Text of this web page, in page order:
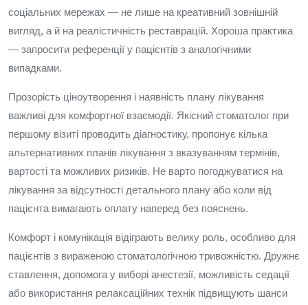
соціальних мережах — не лише на креативний зовнішній
вигляд, а й на реалістичність реставрацій. Хороша практика
— запросити референції у пацієнтів з аналогічними
випадками.
Прозорість ціноутворення і наявність плану лікування
важливі для комфортної взаємодії. Якісний стоматолог при
першому візиті проводить діагностику, пропонує кілька
альтернативних планів лікування з вказуванням термінів,
вартості та можливих ризиків. Не варто погоджуватися на
лікування за відсутності детального плану або коли від
пацієнта вимагають оплату наперед без пояснень.
Комфорт і комунікація відіграють велику роль, особливо для
пацієнтів з вираженою стоматологічною тривожністю. Дружнє
ставлення, допомога у виборі анестезії, можливість седації
або використання релаксаційних технік підвищують шанси